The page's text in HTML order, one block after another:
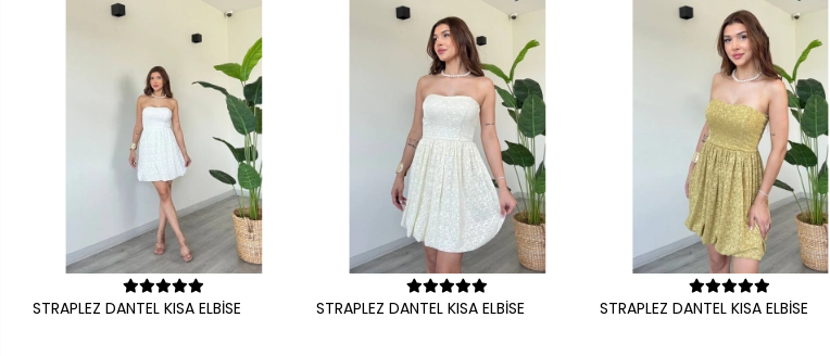
Sepete Ekle
STRAPLEZ DANTEL KISA ELBİSE Sepete Ekle
STRAPLEZ DANTEL KISA ELBİSE Sepete Ekle
STRAPLEZ DANTEL KISA ELBİSE